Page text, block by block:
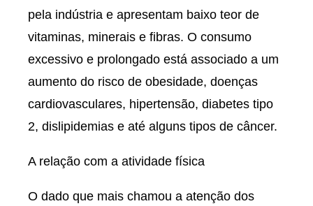
pela indústria e apresentam baixo teor de
vitaminas, minerais e fibras. O consumo
excessivo e prolongado está associado a um
aumento do risco de obesidade, doenças
cardiovasculares, hipertensão, diabetes tipo
2, dislipidemias e até alguns tipos de câncer.
A relação com a atividade física
O dado que mais chamou a atenção dos